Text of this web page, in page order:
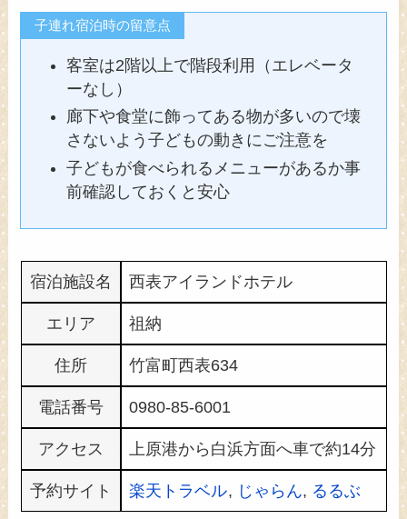
子連れ宿泊時の留意点
客室は2階以上で階段利用（エレベータ
ーなし）
廊下や食堂に飾ってある物が多いので壊
さないよう子どもの動きにご注意を
子どもが食べられるメニューがあるか事
前確認しておくと安心
宿泊施設名 西表アイランドホテル
エリア 祖納
住所 竹富町西表634
電話番号 0980-85-6001
アクセス 上原港から白浜方面へ車で約14分
予約サイト 楽天トラベル, じゃらん, るるぶ